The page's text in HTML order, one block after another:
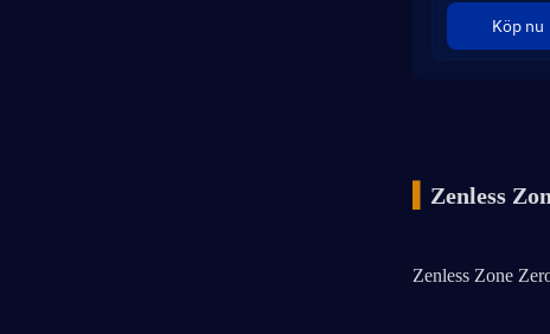
Köp nu
Zenless
Zenless Zone